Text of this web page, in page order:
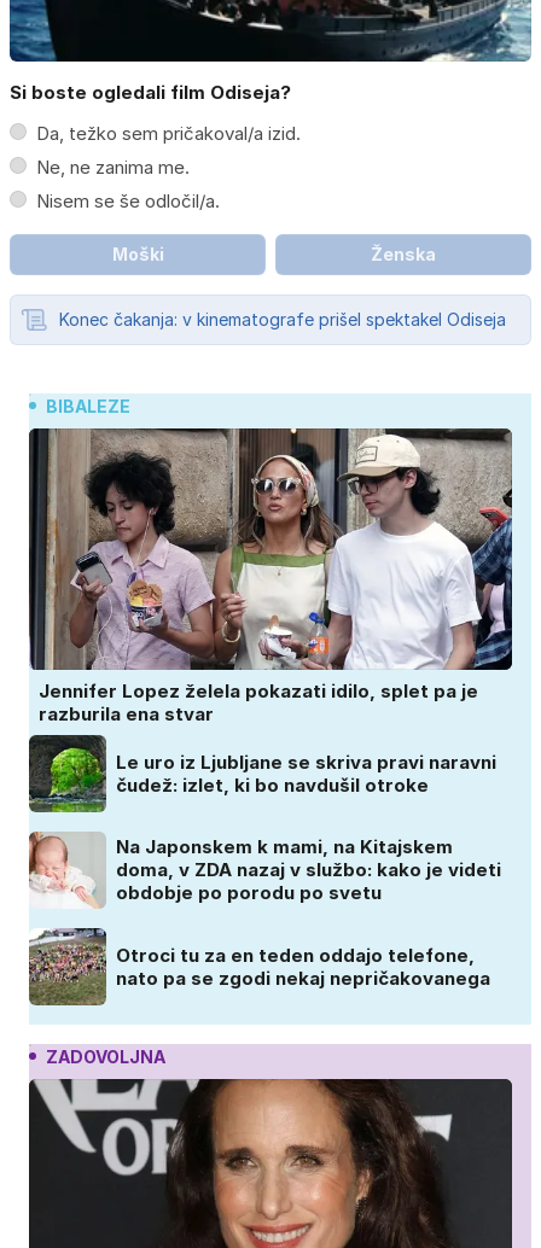
Si boste ogledali film Odiseja?
Da, težko sem pričakoval/a izid.
Ne, ne zanima me.
Nisem se še odločil/a.
Moški Ženska
Konec čakanja: v kinematografe prišel spektakel Odiseja
BIBALEZE
Jennifer Lopez želela pokazati idilo, splet pa je
razburila ena stvar
Le uro iz Ljubljane se skriva pravi naravni
čudež: izlet, ki bo navdušil otroke
Na Japonskem k mami, na Kitajskem
doma, v ZDA nazaj v službo: kako je videti
obdobje po porodu po svetu
Otroci tu za en teden oddajo telefone,
nato pa se zgodi nekaj nepričakovanega
ZADOVOLJNA